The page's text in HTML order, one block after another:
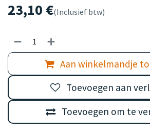
23,10 €(Inclusief btw)
Aan winkelmandje
Toevoegen om te
Toevoegen aan